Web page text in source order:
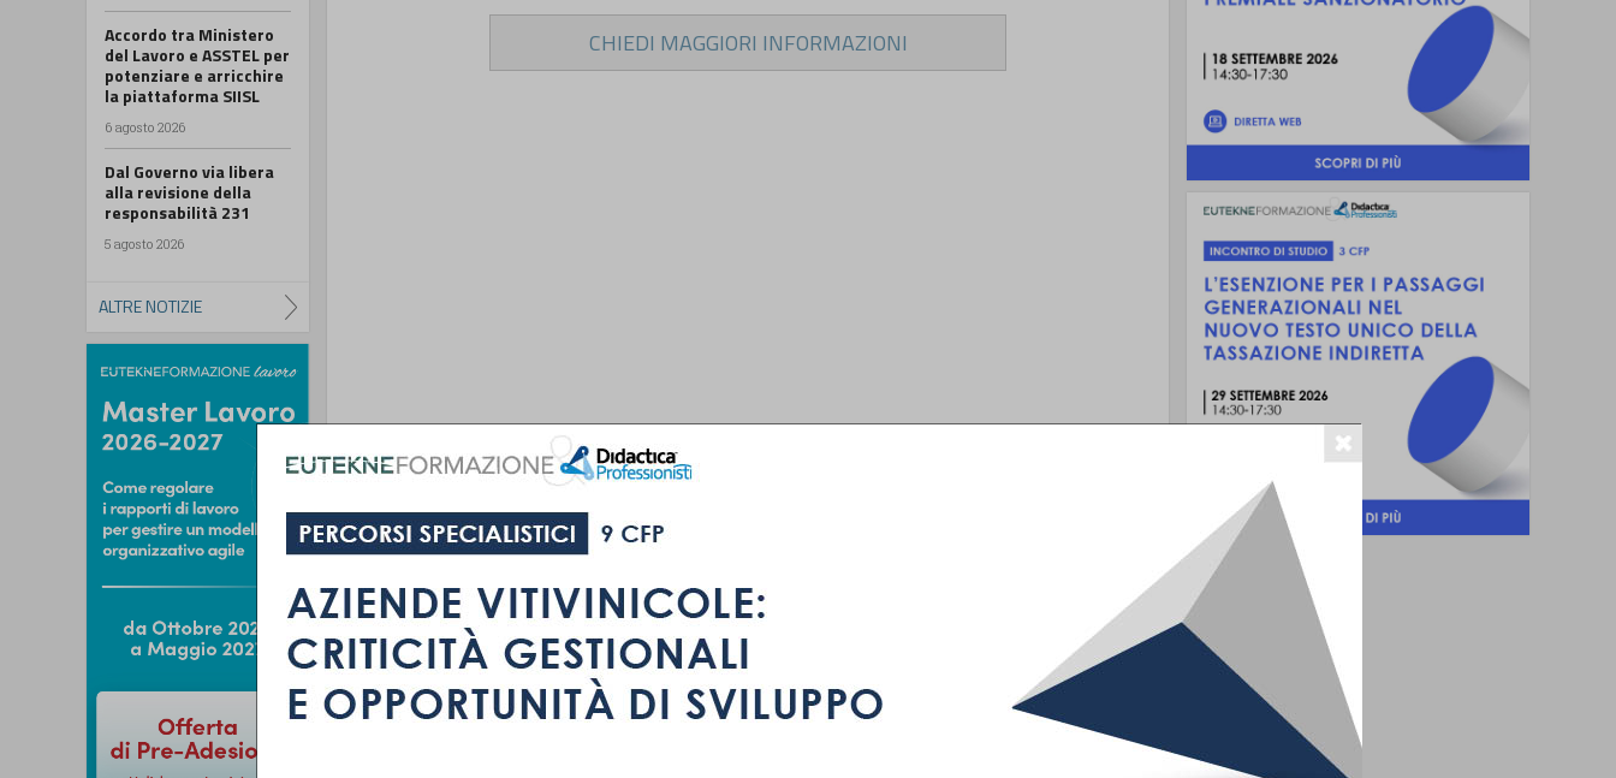
Accordo tra Ministero
del Lavoro e ASSTEL per
potenziare e arricchire
la piattaforma SIISL
6 agosto 2026
Dal Governo via libera
alla revisione della
responsabilità 231
5 agosto 2026
ALTRE NOTIZIE
CHIEDI MAGGIORI INFORMAZIONI